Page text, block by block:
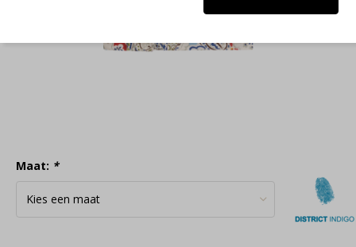
Maat: *